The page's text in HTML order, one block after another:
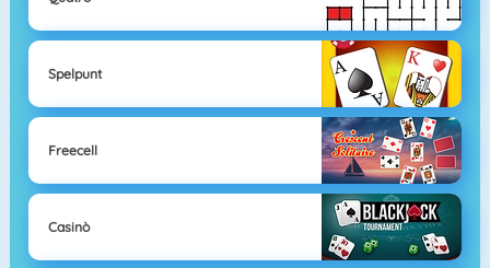
Spelpunt
Freecell
Casinò